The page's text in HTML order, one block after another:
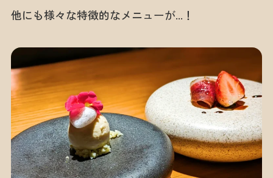
他にも様々な特徴的なメニューが…！